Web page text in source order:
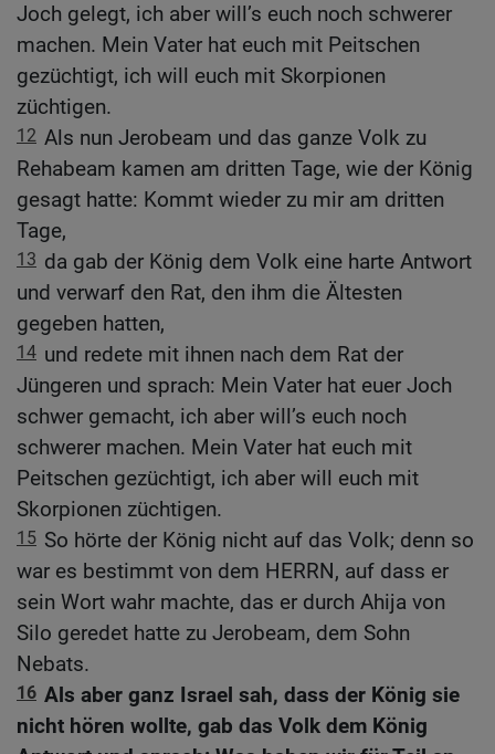
Joch gelegt, ich aber will’s euch noch schwerer
machen. Mein Vater hat euch mit Peitschen
gezüchtigt, ich will euch mit Skorpionen
züchtigen.
12 Als nun Jerobeam und das ganze Volk zu
Rehabeam kamen am dritten Tage, wie der König
gesagt hatte: Kommt wieder zu mir am dritten
Tage,
13 da gab der König dem Volk eine harte Antwort
und verwarf den Rat, den ihm die Ältesten
gegeben hatten,
14 und redete mit ihnen nach dem Rat der
Jüngeren und sprach: Mein Vater hat euer Joch
schwer gemacht, ich aber will’s euch noch
schwerer machen. Mein Vater hat euch mit
Peitschen gezüchtigt, ich aber will euch mit
Skorpionen züchtigen.
15 So hörte der König nicht auf das Volk; denn so
war es bestimmt von dem HERRN, auf dass er
sein Wort wahr machte, das er durch Ahija von
Silo geredet hatte zu Jerobeam, dem Sohn
Nebats.
16 Als aber ganz Israel sah, dass der König sie
nicht hören wollte, gab das Volk dem König